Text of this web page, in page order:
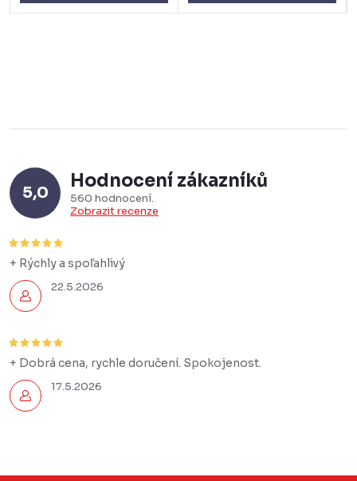
5,0
Hodnocení zákazníků
560 hodnocení
Zobrazit recenze
22.5.2026
+ Rýchly a spoľahlivý
17.5.2026
+ Dobrá cena, rychle doručení. Spokojenost.